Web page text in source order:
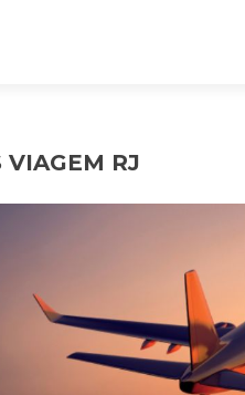
VIAGEM RJ